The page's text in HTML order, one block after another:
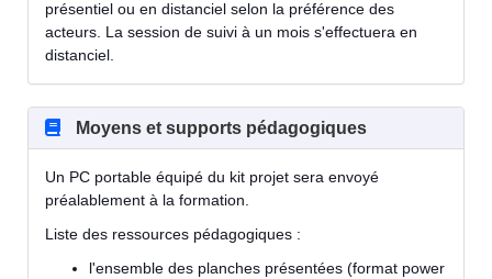
présentiel ou en distanciel selon la préférence des
acteurs. La session de suivi à un mois s'effectuera en
distanciel.
Moyens et supports pédagogiques
Un PC portable équipé du kit projet sera envoyé
préalablement à la formation.
Liste des ressources pédagogiques :
l'ensemble des planches présentées (format power